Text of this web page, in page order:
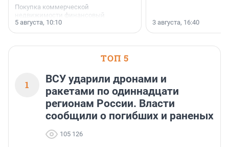
Покупка коммерческой
недвижимости финансовый
инструмент, доступный для многих
предпринимателей. Будь то новый
или готовый арендный бизнес —
успех сделки зависит от правильного
5 августа, 10:10 3 августа, 16:40
ТОП 5
1
ВСУ ударили дронами и
ракетами по одиннадцати
регионам России. Власти
сообщили о погибших и раненых
105 126